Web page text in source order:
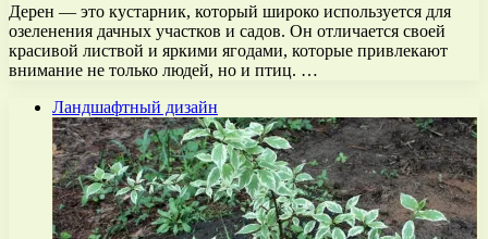
Дерен — это кустарник, который широко используется для
озеленения дачных участков и садов. Он отличается своей
красивой листвой и яркими ягодами, которые привлекают
внимание не только людей, но и птиц. …
Ландшафтный дизайн